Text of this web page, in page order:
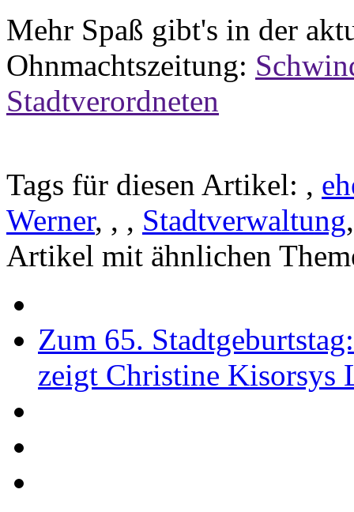
Mehr Spaß gibt's in der
Ohnmachtszeitung:
Stadtverordneten
Tags für diesen Artikel: ,
Werner, , , Stadtverwaltung
Artikel mit ähnlichen
Zum 65.
zeigt Christine Kisorsys